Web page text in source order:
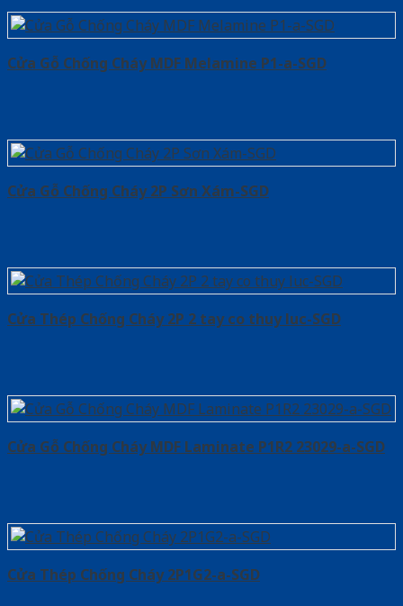
Cửa Gỗ Chống Cháy MDF Melamine P1-a-SGD
Cửa Gỗ Chống Cháy 2P Sơn Xám-SGD
Cửa Thép Chống Cháy 2P 2 tay co thuy luc-SGD
Cửa Gỗ Chống Cháy MDF Laminate P1R2 23029-a-SGD
Cửa Thép Chống Cháy 2P1G2-a-SGD